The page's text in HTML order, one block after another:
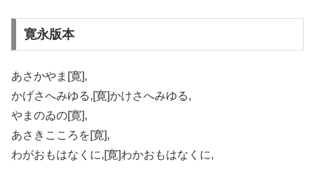
寛永版本
あさかやま[寛],
かげさへみゆる,[寛]かけさへみゆる,
やまのゐの[寛],
あさきこころを[寛],
わがおもはなくに,[寛]わかおもはなくに,